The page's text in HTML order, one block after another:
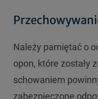
Należy pamiętać o
opon, które zostały
schowaniem
zabezpieczone